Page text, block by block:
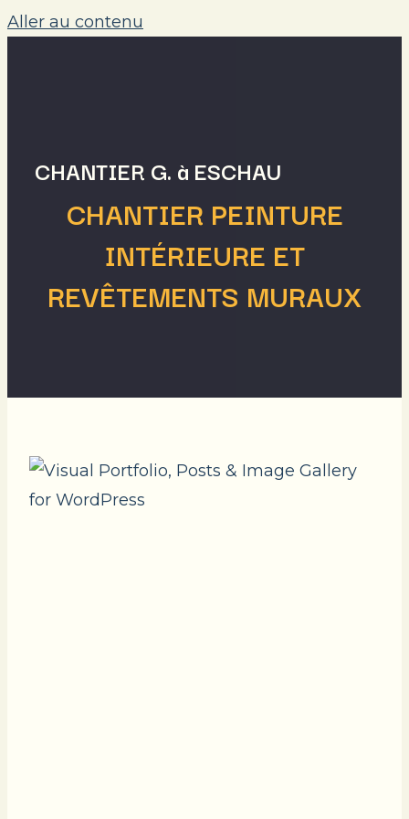
Aller au contenu
CHANTIER G. à ESCHAU
CHANTIER PEINTURE
INTÉRIEURE ET
REVÊTEMENTS MURAUX